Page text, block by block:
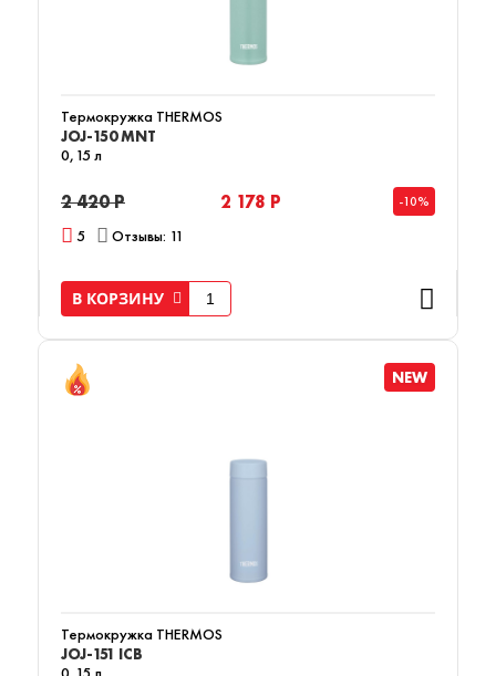
Термокружка THERMOS
JOJ-150 MNT
0,15 л
2 420 Р 2 178 Р -10%
5 Отзывы: 11
В КОРЗИНУ
NEW
Термокружка THERMOS
JOJ-151 ICB